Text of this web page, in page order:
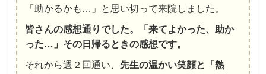
「助かるかも…」と思い切って来院しました。
皆さんの感想通りでした。「来てよかった、助か
った…」その日帰るときの感想です。
それから週２回通い、 先生の温かい笑顔と「熱